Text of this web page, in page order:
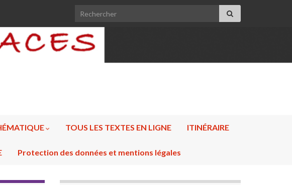
Search for:
TOUS LES TEXTES EN LIGNE ITINÉRAIRE
Protection des données et mentions légales